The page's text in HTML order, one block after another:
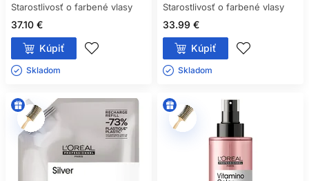
Starostlivosť o farbené vlasy
37.10 €
Kúpiť
Skladom ㅤ
Starostlivosť o farbené vlasy
33.99 €
Kúpiť
Skladom ㅤ